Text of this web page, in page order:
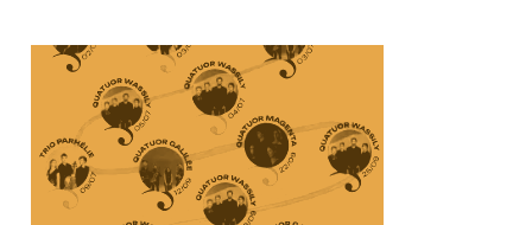
Agenda
Actualités
Soutenir ProQuartet
Vidéos des masterclasses